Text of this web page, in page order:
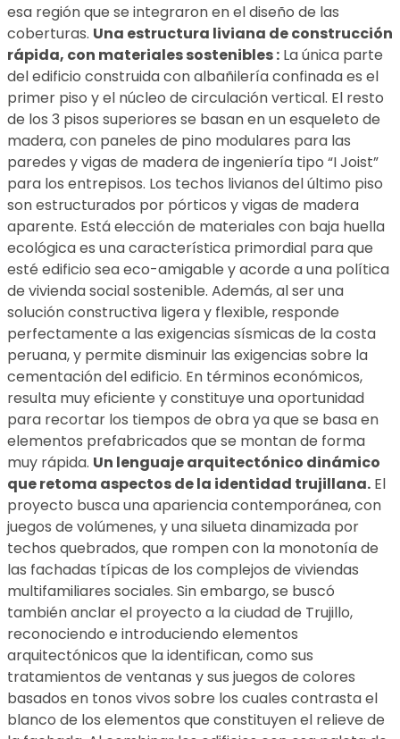
esa región que se integraron en el diseño de las
coberturas. Una estructura liviana de construcción
rápida, con materiales sostenibles : La única parte
del edificio construida con albañilería confinada es el
primer piso y el núcleo de circulación vertical. El resto
de los 3 pisos superiores se basan en un esqueleto de
madera, con paneles de pino modulares para las
paredes y vigas de madera de ingeniería tipo “I Joist”
para los entrepisos. Los techos livianos del último piso
son estructurados por pórticos y vigas de madera
aparente. Está elección de materiales con baja huella
ecológica es una característica primordial para que
esté edificio sea eco-amigable y acorde a una política
de vivienda social sostenible. Además, al ser una
solución constructiva ligera y flexible, responde
perfectamente a las exigencias sísmicas de la costa
peruana, y permite disminuir las exigencias sobre la
cementación del edificio. En términos económicos,
resulta muy eficiente y constituye una oportunidad
para recortar los tiempos de obra ya que se basa en
elementos prefabricados que se montan de forma
muy rápida. Un lenguaje arquitectónico dinámico
que retoma aspectos de la identidad trujillana. El
proyecto busca una apariencia contemporánea, con
juegos de volúmenes, y una silueta dinamizada por
techos quebrados, que rompen con la monotonía de
las fachadas típicas de los complejos de viviendas
multifamiliares sociales. Sin embargo, se buscó
también anclar el proyecto a la ciudad de Trujillo,
reconociendo e introduciendo elementos
arquitectónicos que la identifican, como sus
tratamientos de ventanas y sus juegos de colores
basados en tonos vivos sobre los cuales contrasta el
blanco de los elementos que constituyen el relieve de